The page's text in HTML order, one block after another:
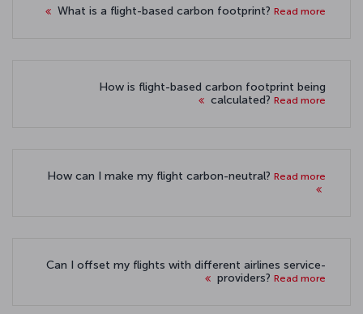
What is a flight-based carbon footprint? Read more
How is flight-based carbon footprint being
calculated? Read more
How can I make my flight carbon-neutral? Read more
Can I offset my flights with different airlines service-
providers? Read more